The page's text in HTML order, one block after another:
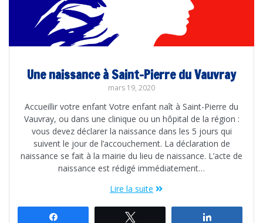
Une naissance à Saint-Pierre du Vauvray
mars 19, 2020
Accueillir votre enfant Votre enfant naît à Saint-Pierre du
Vauvray, ou dans une clinique ou un hôpital de la région :
vous devez déclarer la naissance dans les 5 jours qui
suivent le jour de l’accouchement. La déclaration de
naissance se fait à la mairie du lieu de naissance. L’acte de
naissance est rédigé immédiatement…
Lire la suite